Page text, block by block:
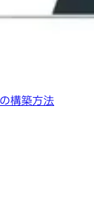
構築方法